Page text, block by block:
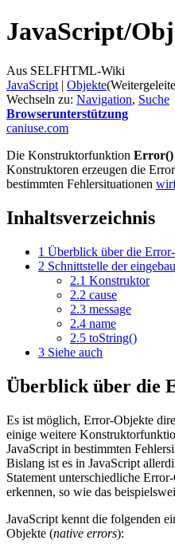
JavaScript/
Aus SELFHTML-Wiki
JavaScript ‎ | Objekte
Wechseln zu: Navigation, Suche
Browserunterstützung
caniuse.com
Die Konstruktorfunktion Error()
Konstruktoren erzeugen die
bestimmten Fehlersituationen
Inhaltsverzeichnis
1 Überblick über die
2 Schnittstelle der
2.1 Konstruktor
2.2 cause
2.3 message
2.4 name
2.5 toString()
3 Siehe auch
Überblick über die
Es ist möglich, Error-Objekte
einige weitere
JavaScript in bestimmten
Bislang ist es in JavaScript
Statement unterschiedliche
erkennen, so wie das
JavaScript kennt die folgenden
Objekte (native errors):